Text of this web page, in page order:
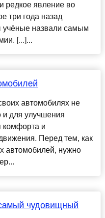
редкое явление во
три года назад
назвали самым
[...]...
автомобилях не
и для улучшения
комфорта и
Перед тем, как
автомобилей, нужно
чудовищный